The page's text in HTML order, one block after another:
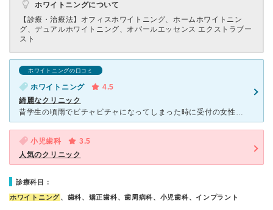
ホワイトニングについて
【診療・治療法】 オフィスホワイトニング、ホームホワイトニン
グ、デュアルホワイトニング、オパールエッセンス エクストラブー
スト
ホワイトニングの口コミ
ホワイトニング
4.5
綺麗なクリニック
昔学生の頃雨でビチャビチャになってしまった時に受付の女性の方に凄く優しくして頂いた記憶があります。 いつも先生も受付の方も優しく、クリニックの中もいつ行ってもとても素敵で綺麗ですが人気なだけあって本
小児歯科
3.5
人気のクリニック
診療科目：
ホワイトニング、歯科、矯正歯科、歯周病科、小児歯科、インプラント